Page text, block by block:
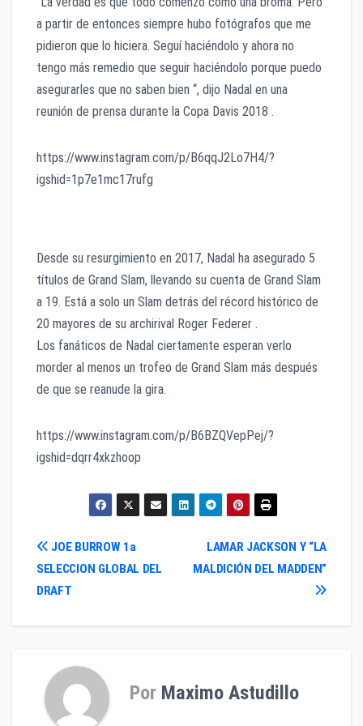
a partir de entonces siempre hubo fotógrafos que me
pidieron que lo hiciera. Seguí haciéndolo y ahora no
tengo más remedio que seguir haciéndolo porque puedo
asegurarles que no saben bien “, dijo Nadal en una
reunión de prensa durante la Copa Davis 2018 .
https://www.instagram.com/p/B6qqJ2Lo7H4/?
igshid=1p7e1mc17rufg
Desde su resurgimiento en 2017, Nadal ha asegurado 5
títulos de Grand Slam, llevando su cuenta de Grand Slam
a 19. Está a solo un Slam detrás del récord histórico de
20 mayores de su archirival Roger Federer .
Los fanáticos de Nadal ciertamente esperan verlo
morder al menos un trofeo de Grand Slam más después
de que se reanude la gira.
https://www.instagram.com/p/B6BZQVepPej/?
igshid=dqrr4xkzhoop
Navegación
de
LAMAR JACKSON Y “LA
MALDICIÓN DEL MADDEN”
JOE BURROW 1a
SELECCION GLOBAL DEL
DRAFT
Por Maximo Astudillo